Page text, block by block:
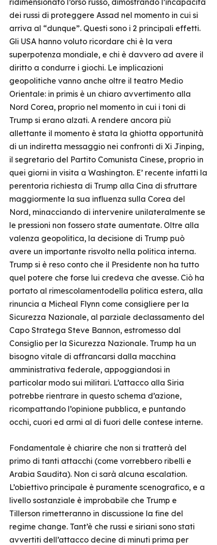
ridimensionato l’orso russo, dimostrando l’incapacità
dei russi di proteggere Assad nel momento in cui si
arriva al “dunque”. Questi sono i 2 principali effetti.
Gli USA hanno voluto ricordare chi è la vera
superpotenza mondiale, e chi è davvero ad avere il
diritto a condurre i giochi. Le implicazioni
geopolitiche vanno anche oltre il teatro Medio
Orientale: in primis è un chiaro avvertimento alla
Nord Corea, proprio nel momento in cui i toni di
Trump si erano alzati. A rendere ancora più
allettante il momento è stata la ghiotta opportunità
di un indiretta messaggio nei confronti di Xi Jinping,
il segretario del Partito Comunista Cinese, proprio in
quei giorni in visita a Washington. E’ recente infatti la
perentoria richiesta di Trump alla Cina di sfruttare
maggiormente la sua influenza sulla Corea del
Nord, minacciando di intervenire unilateralmente se
le pressioni non fossero state aumentate. Oltre alla
valenza geopolitica, la decisione di Trump può
avere un importante risvolto nella politica interna.
Trump si è reso conto che il Presidente non ha tutto
quel potere che forse lui credeva che avesse. Ciò ha
portato al rimescolamentodella politica estera, alla
rinuncia a Micheal Flynn come consigliere per la
Sicurezza Nazionale, al parziale declassamento del
Capo Stratega Steve Bannon, estromesso dal
Consiglio per la Sicurezza Nazionale. Trump ha un
bisogno vitale di affrancarsi dalla macchina
amministrativa federale, appoggiandosi in
particolar modo sui militari. L’attacco alla Siria
potrebbe rientrare in questo schema d’azione,
ricompattando l’opinione pubblica, e puntando
occhi, cuori ed armi al di fuori delle contese interne.
Fondamentale è chiarire che non si tratterà del
primo di tanti attacchi (come vorrebbero ribelli e
Arabia Saudita). Non ci sarà alcuna escalation.
L’obiettivo principale è puramente scenografico, e a
livello sostanziale è improbabile che Trump e
Tillerson rimetteranno in discussione la fine del
regime change. Tant’è che russi e siriani sono stati
avvertiti dell’attacco decine di minuti prima per